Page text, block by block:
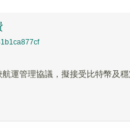
運管理協議，擬接受比特幣及